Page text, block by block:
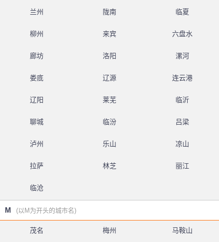
兰州 陇南 临夏
柳州 来宾 六盘水
廊坊 洛阳 漯河
娄底 辽源 连云港
辽阳 莱芜 临沂
聊城 临汾 吕梁
泸州 乐山 凉山
拉萨 林芝 丽江
临沧
M (以M为开头的城市名)
茂名 梅州 马鞍山